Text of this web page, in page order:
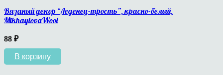
Вязаный декор “Леденец-трость”, красно-белый,
MikhaylovaWool
88 ₽
В корзину